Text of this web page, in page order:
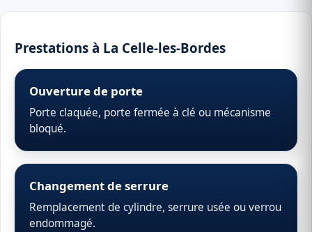
Prestations à La Celle-les-Bordes
Ouverture de porte
Porte claquée, porte fermée à clé ou mécanisme
bloqué.
Changement de serrure
Remplacement de cylindre, serrure usée ou verrou
endommagé.